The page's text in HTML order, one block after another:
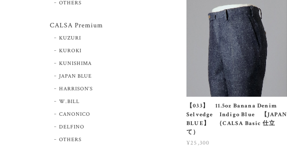
【033】 11.5oz Banana Denim
Selvedge Indigo Blue 【JAPAN
BLUE】 （CALSA Basic 仕立
て）
¥25,300
OTHERS
CALSA Premium
KUZURI
KUROKI
KUNISHIMA
JAPAN BLUE
HARRISON’S
W.BILL
CANONICO
DELFINO
OTHERS